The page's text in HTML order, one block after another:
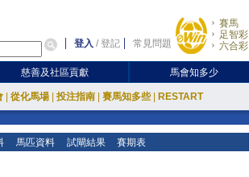
登入 /登記 常見問題
賽馬
足智彩
六合彩
慈善及社區貢獻 馬會知多少
從化馬場 投注指南 賽馬知多些 RESTART
馬匹資料 試閘結果 賽期表